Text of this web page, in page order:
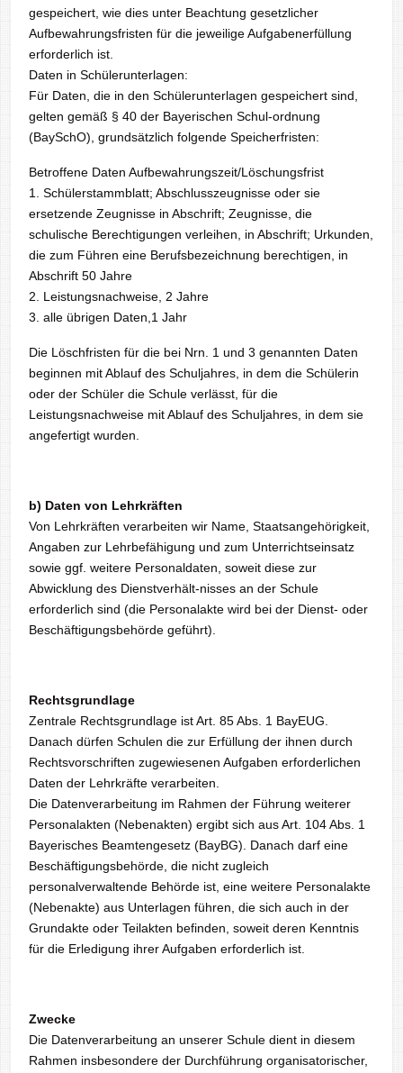
gespeichert, wie dies unter Beachtung gesetzlicher
Aufbewahrungsfristen für die jeweilige Aufgabenerfüllung
erforderlich ist.
Daten in Schülerunterlagen:
Für Daten, die in den Schülerunterlagen gespeichert sind,
gelten gemäß § 40 der Bayerischen Schul-ordnung
(BaySchO), grundsätzlich folgende Speicherfristen:
Betroffene Daten Aufbewahrungszeit/Löschungsfrist
1. Schülerstammblatt; Abschlusszeugnisse oder sie
ersetzende Zeugnisse in Abschrift; Zeugnisse, die
schulische Berechtigungen verleihen, in Abschrift; Urkunden,
die zum Führen eine Berufsbezeichnung berechtigen, in
Abschrift 50 Jahre
2. Leistungsnachweise, 2 Jahre
3. alle übrigen Daten,1 Jahr
Die Löschfristen für die bei Nrn. 1 und 3 genannten Daten
beginnen mit Ablauf des Schuljahres, in dem die Schülerin
oder der Schüler die Schule verlässt, für die
Leistungsnachweise mit Ablauf des Schuljahres, in dem sie
angefertigt wurden.
b) Daten von Lehrkräften
Von Lehrkräften verarbeiten wir Name, Staatsangehörigkeit,
Angaben zur Lehrbefähigung und zum Unterrichtseinsatz
sowie ggf. weitere Personaldaten, soweit diese zur
Abwicklung des Dienstverhält-nisses an der Schule
erforderlich sind (die Personalakte wird bei der Dienst- oder
Beschäftigungsbehörde geführt).
Rechtsgrundlage
Zentrale Rechtsgrundlage ist Art. 85 Abs. 1 BayEUG.
Danach dürfen Schulen die zur Erfüllung der ihnen durch
Rechtsvorschriften zugewiesenen Aufgaben erforderlichen
Daten der Lehrkräfte verarbeiten.
Die Datenverarbeitung im Rahmen der Führung weiterer
Personalakten (Nebenakten) ergibt sich aus Art. 104 Abs. 1
Bayerisches Beamtengesetz (BayBG). Danach darf eine
Beschäftigungsbehörde, die nicht zugleich
personalverwaltende Behörde ist, eine weitere Personalakte
(Nebenakte) aus Unterlagen führen, die sich auch in der
Grundakte oder Teilakten befinden, soweit deren Kenntnis
für die Erledigung ihrer Aufgaben erforderlich ist.
Zwecke
Die Datenverarbeitung an unserer Schule dient in diesem
Rahmen insbesondere der Durchführung organisatorischer,